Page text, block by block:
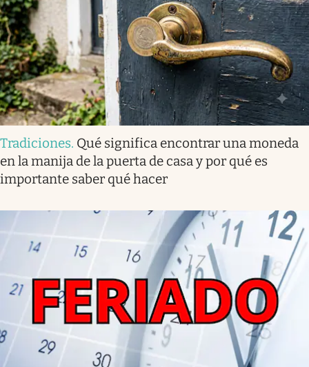
Tradiciones. Qué significa encontrar una moneda
en la manija de la puerta de casa y por qué es
importante saber qué hacer